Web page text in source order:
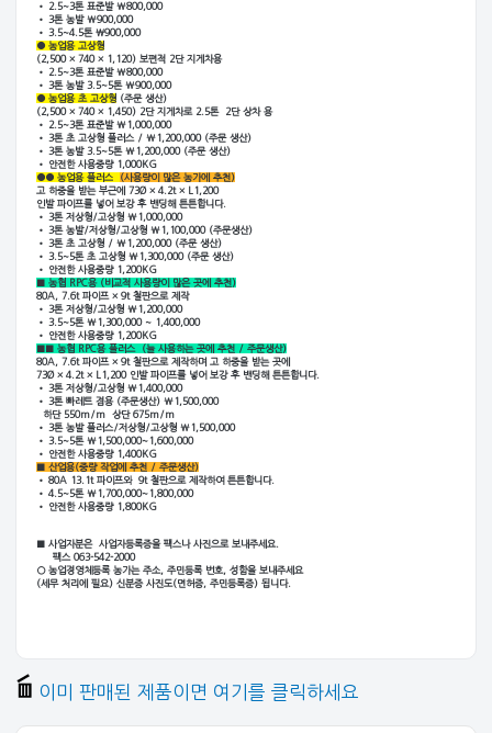
• 2.5~3톤 표준발 ₩800,000
• 3톤 농발 ₩900,000
• 3.5~4.5톤 ￦900,000
● 농업용 고상형
(2,500 × 740 × 1,120) 보편적 2단 지게차용
•
2.5~3톤 표준발 ₩800,000
• 3톤 농발 3.5~5톤 ₩900,000
● 농업용 초 고상형 (주문 생산)
(2,500 × 740 × 1,450) 2단 지게차로 2.5톤 2단 상차 용
•
2.5~3톤 표준발 ₩1,000,000
• 3톤 초 고상형 플러스 / ₩1,200,000 (주문 생산)
•
3톤 농발 3.5~5톤 ₩1,200,000 (주문 생산)
• 안전한 사용중량 1,000KG
●● 농업용 플러스
(사용량이 많은 농가에 추천)
고 하중을 받는 부근에 73Ø × 4.2t × L1,200
인발 파이프를 넣어 보강 후 밴딩해 튼튼합니다.
•
3톤 저상형/고상형 ₩1,000,000
•
3톤 농발/저상형/고상형 ₩1,100,000 (주문생산)
• 3톤 초 고상형 / ₩1,200,000 (주문 생산)
• 3.5~5톤 초 고상형 ₩1,300,000 (주문 생산)
• 안전한 사용중량 1,200KG
■ 농협 RPC용 (비교적 사용량이 많은 곳에 추천)
80A, 7.6t 파이프 × 9t 철판으로 제작
•
3톤 저상형/고상형 ₩1,200,000
• 3.5~5톤 ₩1,300,000 ~ 1,400,000
• 안전한 사용중량 1,200KG
■■ 농협 RPC용 플러스
(늘 사용하는 곳에 추천 / 주문생산)
80A, 7.6t 파이프 × 9t 철판으로 제작하며 고 하중을 받는 곳에
73Ø × 4.2t × L1,200 인발 파이프를 넣어 보강 후 밴딩해 튼튼합니다.
•
3톤 저상형/고상형 ₩1,400,000
• 3톤 빠레트 겸용 (주문생산) ₩1,500,000
하단 550m/m 상단 675m/m
•
3톤 농발 플러스/저상형/고상형 ₩1,500,000
• 3.5~5톤 ₩1,500,000~1,600,000
• 안전한 사용중량 1,400KG
■ 산업용(중량 작업에 추천 / 주문생산)
• 80A 13.1t 파이프와 9t 철판으로 제작하여 튼튼합니다.
• 4.5~5톤 ₩1,700,000~1,800,000
• 안전한 사용중량 1,800KG
■ 사업자분은 사업자등록증을 팩스나 사진으로 보내주세요.
팩스 063-542-2000
○ 농업경영체등록 농가는 주소, 주민등록 번호, 성함을 보내주세요
(세무 처리에 필요) 신분증 사진도(면허증, 주민등록증) 됩니다.
이미 판매된 제품이면 여기를 클릭하세요